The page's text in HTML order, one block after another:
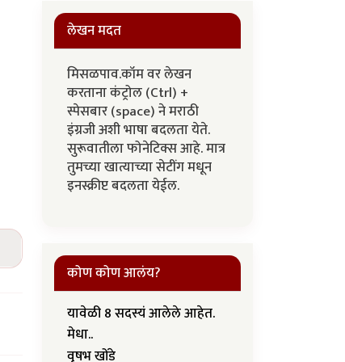
लेखन मदत
मिसळपाव.कॉम वर लेखन
करताना कंट्रोल (Ctrl) +
स्पेसबार (space) ने मराठी
इंग्रजी अशी भाषा बदलता येते.
सुरूवातीला फोनेटिक्स आहे. मात्र
तुमच्या खात्याच्या सेटींग मधून
इनस्क्रीप्ट बदलता येईल.
कोण कोण आलंय?
यावेळी 8 सदस्यं आलेले आहेत.
मेधा..
वृषभ खोंडे